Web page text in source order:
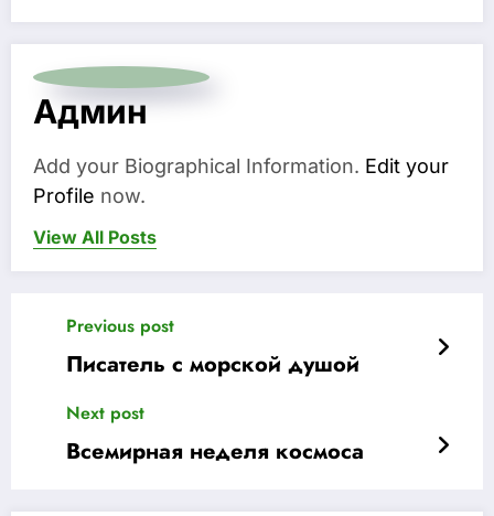
Админ
Add your Biographical Information. Edit your
Profile now.
View All Posts
Previous post
Писатель с морской душой
Next post
Всемирная неделя космоса